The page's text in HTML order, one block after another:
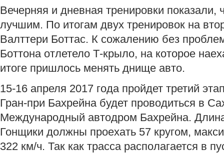
Вечерняя и дневная тренировки показали,
лучшим. По итогам двух тренировок на
Валттери Боттас. К сожалению без
Боттона отлетело Т-крыло, на которое
итоге пришлось менять днище авто.
15-16 апреля 2017 года пройдет третий
Гран-при Бахрейна будет проводиться в
Международный автодром Бахрейна.
Гонщики должны проехать 57 кругом,
322 км/ч. Так как трасса располагается в